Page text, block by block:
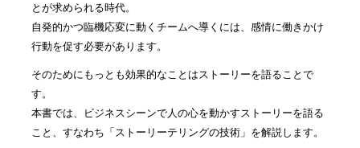
とが求められる時代。
自発的かつ臨機応変に動くチームへ導くには、感情に働きかけ
行動を促す必要があります。
そのためにもっとも効果的なことはストーリーを語ることで
す。
本書では、ビジネスシーンで人の心を動かすストーリーを語る
こと、すなわち「ストーリーテリングの技術」を解説します。